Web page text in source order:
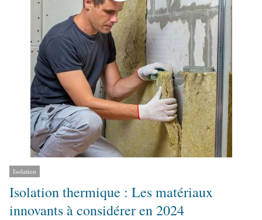
r
Isolation
Isolation thermique : Les matériaux
innovants à considérer en 2024